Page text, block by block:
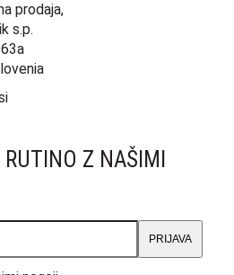
prodaja,
s.p.
Z NAŠIMI
PRIJAVA